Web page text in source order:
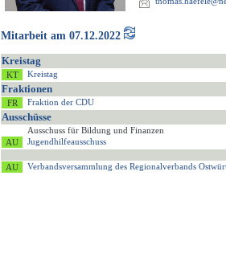
Mitarbeit am 07.12.2022
Kreistag
Kreistag
Fraktionen
Fraktion der CDU
Ausschüsse
Ausschuss für Bildung und Finanzen
Jugendhilfeausschuss
Verbandsversammlung des Regionalverbands